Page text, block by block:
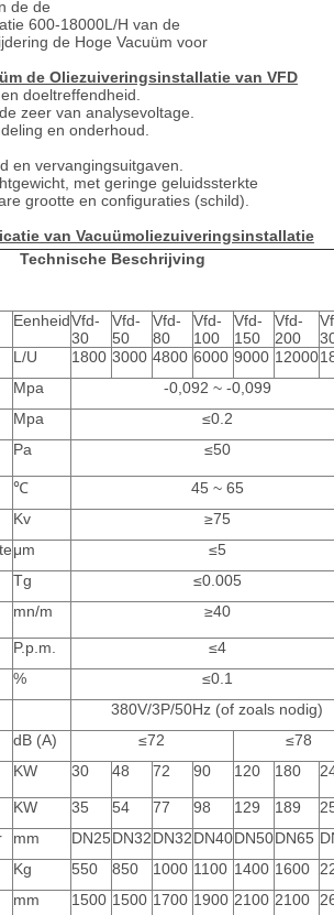
de Oliezuiveringsinstallatie van VFD
doeltreffendheid.
zeer van analysevoltage.
en onderhoud.
en vervangingsuitgaven.
met geringe geluidssterkte
grootte en configuraties (schild).
van Vacuümoliezuiveringsinstallatie
Technische Beschrijving
EenheidVfd-
30
Vfd-
50
Vfd-
80
Vfd-
100
Vfd-
150
Vfd-
200
L/U 1800 3000 4800 6000 9000 12000
Mpa
-0,092 ~ -0,099
Mpa
≤0.2
Pa ≤50
℃
45 ~ 65
Kv
≥75
μm
≤5
Tg
≤0.005
mn/m ≥40
P.p.m.
≤4
%
≤0.1
380V/3P/50Hz (of zoals nodig)
dB (A) ≤72
≤78
KW 30 48 72 90 120 180
KW 35 54 77 98 129 189
mm DN25DN32DN32DN40DN50DN65
Kg 550 850 1000 1100 1400 1600
mm 1500 1500 1700 1900 2100 2100